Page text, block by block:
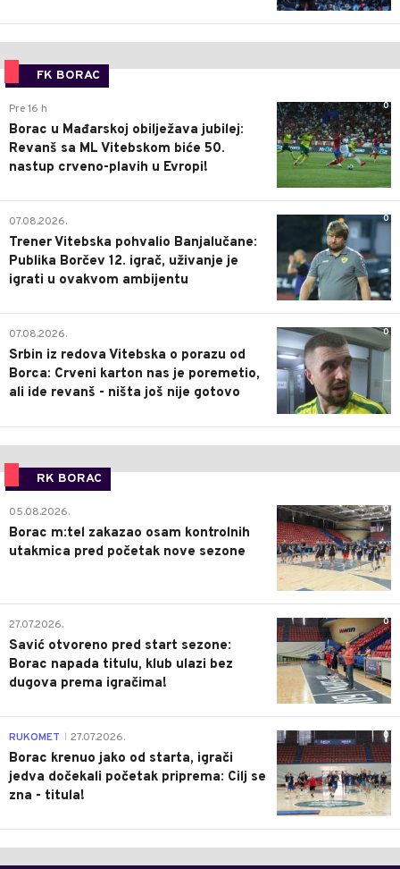
FK BORAC
0
Pre 16 h
Borac u Mađarskoj obilježava jubilej:
Revanš sa ML Vitebskom biće 50.
nastup crveno-plavih u Evropi!
0
07.08.2026.
Trener Vitebska pohvalio Banjalučane:
Publika Borčev 12. igrač, uživanje je
igrati u ovakvom ambijentu
0
07.08.2026.
Srbin iz redova Vitebska o porazu od
Borca: Crveni karton nas je poremetio,
ali ide revanš - ništa još nije gotovo
RK BORAC
0
05.08.2026.
Borac m:tel zakazao osam kontrolnih
utakmica pred početak nove sezone
0
27.07.2026.
Savić otvoreno pred start sezone:
Borac napada titulu, klub ulazi bez
dugova prema igračima!
0
RUKOMET 27.07.2026.
Borac krenuo jako od starta, igrači
jedva dočekali početak priprema: Cilj se
zna - titula!